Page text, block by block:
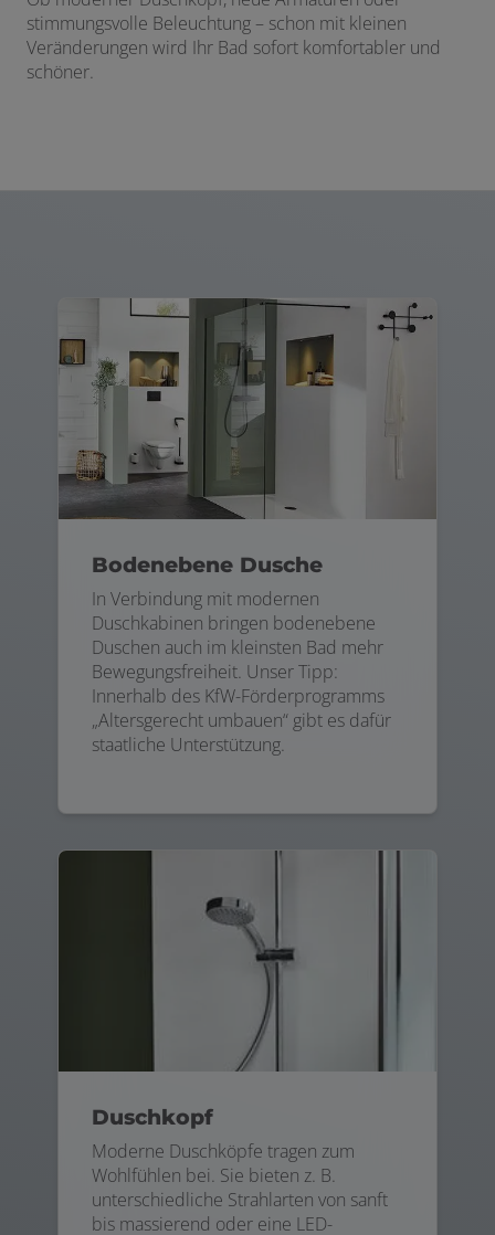
stimmungsvolle Beleuchtung – schon mit kleinen
Veränderungen wird Ihr Bad sofort komfortabler und
schöner.
Bodenebene Dusche
In Verbindung mit modernen
Duschkabinen bringen bodenebene
Duschen auch im kleinsten Bad mehr
Bewegungsfreiheit. Unser Tipp:
Innerhalb des KfW-Förderprogramms
„Altersgerecht umbauen“ gibt es dafür
staatliche Unterstützung.
Duschkopf
Moderne Duschköpfe tragen zum
Wohlfühlen bei. Sie bieten z. B.
unterschiedliche Strahlarten von sanft
bis massierend oder eine LED-